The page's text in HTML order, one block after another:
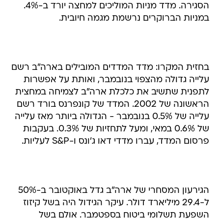
הסגירה. מדד מניות המוליכים למחצה יורד ב-4%.
במניות הברוקרים נרשמת מגמה חיובית.
בחזית המקרו: מדד המדדים המובילים בארה"ב רשם
עלייה גדולה מהצפוי בנובמבר, ואותת על אפשרות
לתפנית שתשיב את כלכלת ארה"ב לצמיחה במחצית
הראשונה של 2002. המדד של קונפרנס בורד רשם
עלייה של 0.5% בנובמבר - הגדולה ביותר מאז עלייה
של 0.6% במאי, ומעל לתחזיות של 0.3%. בעקבות
פרסום המדד, עברו מדדי דאו ג'ונס ו-S&P לעליות.
הגירעון המסחרי של ארה"ב גדל באוקטובר ב-50%
ל-29.4 מיליארד דולר. עיקר הגידול היה בשל קיזוז
השפעת תשלומי ביטוח בספטמבר. אולם בשל